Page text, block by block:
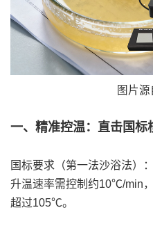
图片
一、精准控温：直击国标
国标要求（第一法沙浴法）：
升温速率需控制约10℃/min
超过105℃。